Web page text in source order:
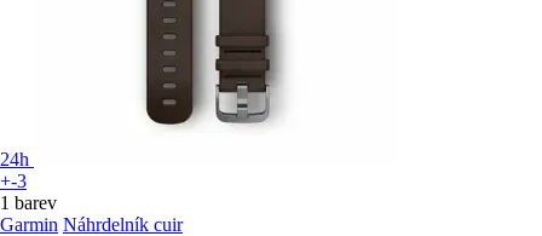
24h
+-3
1 barev
Garmin Náhrdelník cuir